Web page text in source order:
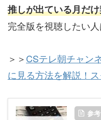
推しが出ている月だ
完全版を視聴したい
＞＞CSテレ朝チャン
に見る方法を解説！
参考